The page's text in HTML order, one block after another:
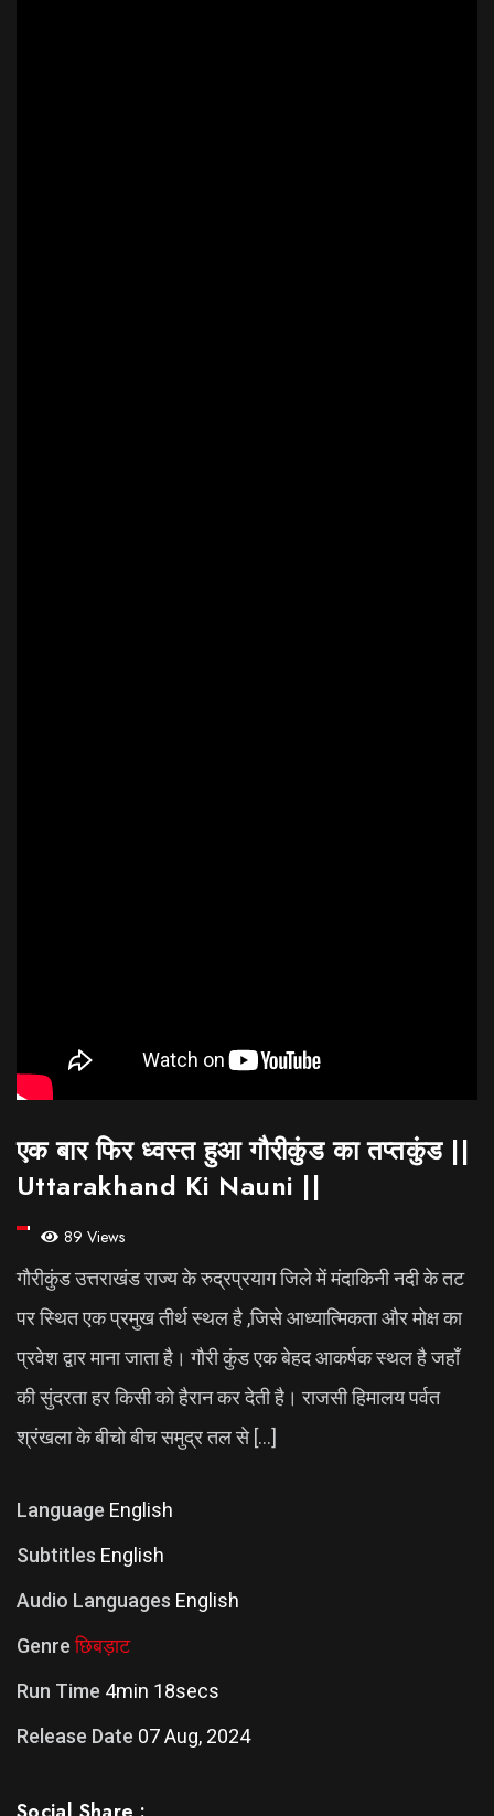
एक बार फिर ध्वस्त हुआ गौरीकुंड का तप्तकुंड ||
Uttarakhand Ki Nauni ||
89 Views
गौरीकुंड उत्तराखंड राज्य के रुद्रप्रयाग जिले में मंदाकिनी नदी के तट
पर स्थित एक प्रमुख तीर्थ स्थल है ,जिसे आध्यात्मिकता और मोक्ष का
प्रवेश द्वार माना जाता है। गौरी कुंड एक बेहद आकर्षक स्थल है जहाँ
की सुंदरता हर किसी को हैरान कर देती है। राजसी हिमालय पर्वत
श्रंखला के बीचो बीच समुद्र तल से […]
Language English
Subtitles English
Audio Languages English
Genre छिबड़ाट
Run Time 4min 18secs
Release Date 07 Aug, 2024